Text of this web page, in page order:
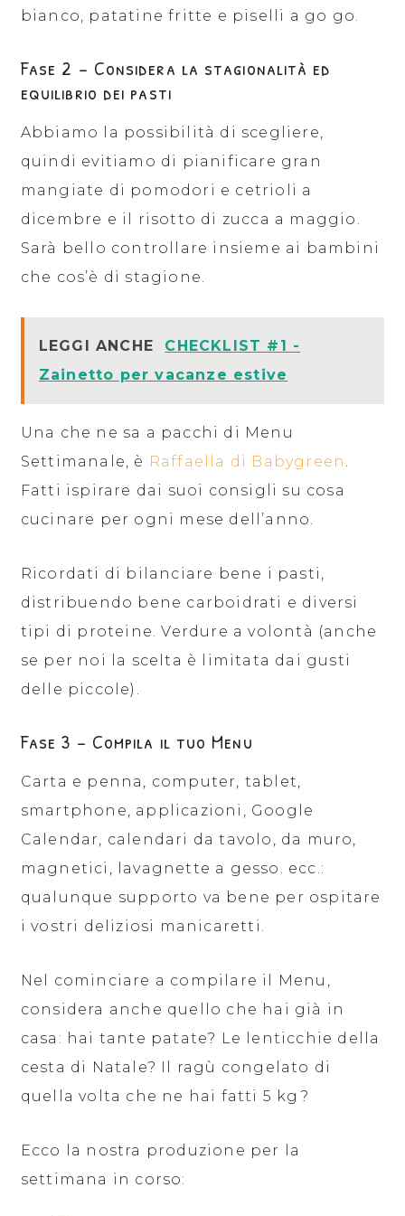
bianco, patatine fritte e piselli a go go.
Fase 2 – Considera la stagionalità ed
equilibrio dei pasti
Abbiamo la possibilità di scegliere,
quindi evitiamo di pianificare gran
mangiate di pomodori e cetrioli a
dicembre e il risotto di zucca a maggio.
Sarà bello controllare insieme ai bambini
che cos’è di stagione.
LEGGI ANCHE
CHECKLIST #1 -
Zainetto per vacanze estive
Una che ne sa a pacchi di Menu
Settimanale, è Raffaella di Babygreen .
Fatti ispirare dai suoi consigli su cosa
cucinare per ogni mese dell’anno.
Ricordati di bilanciare bene i pasti,
distribuendo bene carboidrati e diversi
tipi di proteine. Verdure a volontà (anche
se per noi la scelta è limitata dai gusti
delle piccole).
Fase 3 – Compila il tuo Menu
Carta e penna, computer, tablet,
smartphone, applicazioni, Google
Calendar, calendari da tavolo, da muro,
magnetici, lavagnette a gesso. ecc.:
qualunque supporto va bene per ospitare
i vostri deliziosi manicaretti.
Nel cominciare a compilare il Menu,
considera anche quello che hai già in
casa: hai tante patate? Le lenticchie della
cesta di Natale? Il ragù congelato di
quella volta che ne hai fatti 5 kg?
Ecco la nostra produzione per la
settimana in corso: